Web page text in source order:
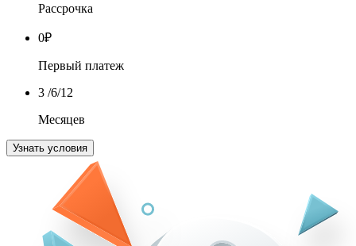
Рассрочка
0₽
Первый платеж
3 /6/12
Месяцев
Узнать условия